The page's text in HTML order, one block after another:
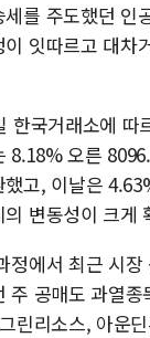
세를 주도했던 인
이 잇따르고 대차
한국거래소에 따
8.18% 오른
했고, 이날은
의 변동성이 크게
정에서 최근 시장
주 공매도 과열
린리소스, 아운